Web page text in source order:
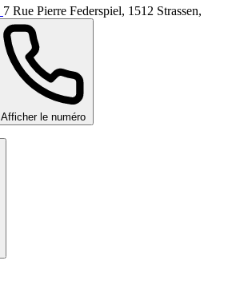
7 Rue Pierre Federspiel, 1512 Strassen,
Afficher le numéro